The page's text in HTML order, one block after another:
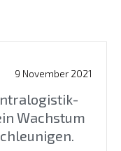
9 November 2021
Wachstum